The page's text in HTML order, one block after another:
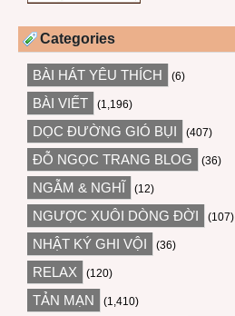
Categories
BÀI HÁT YÊU THÍCH (6)
BÀI VIẾT (1,196)
DỌC ĐƯỜNG GIÓ BỤI (407)
ĐỖ NGỌC TRANG BLOG (36)
NGẪM & NGHĨ (12)
NGƯỢC XUÔI DÒNG ĐỜI (107)
NHẬT KÝ GHI VỘI (36)
RELAX (120)
TẢN MẠN (1,410)